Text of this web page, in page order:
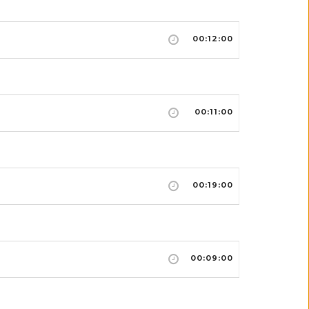
00:12:00
00:11:00
00:19:00
00:09:00